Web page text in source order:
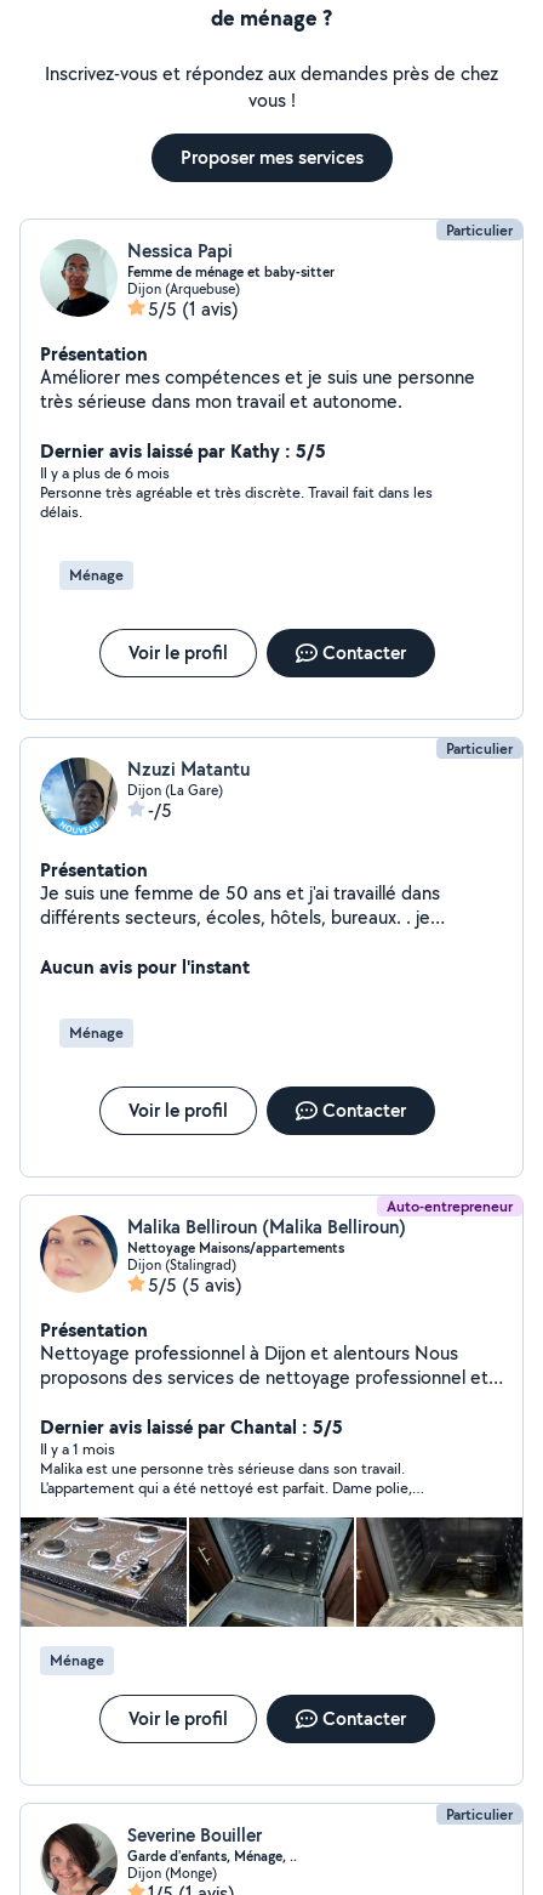
de ménage ?
Inscrivez-vous et répondez aux demandes près de chez
vous !
Proposer mes services
Particulier
Nessica Papi
Femme de ménage et baby-sitter
Dijon (Arquebuse)
5/5 (1 avis)
Présentation
Améliorer mes compétences et je suis une personne
très sérieuse dans mon travail et autonome.
Dernier avis laissé par Kathy : 5/5
Il y a plus de 6 mois
Personne très agréable et très discrète. Travail fait dans les
délais.
Ménage
Voir le profil Contacter
Particulier
Nzuzi Matantu
Dijon (La Gare)
-/5
Présentation
Je suis une femme de 50 ans et j'ai travaillé dans
différents secteurs, écoles, hôtels, bureaux. . je
d'enfants .
Aucun avis pour l'instant
Ménage
Voir le profil Contacter
Auto-entrepreneur
Malika Belliroun (Malika Belliroun)
Nettoyage Maisons/appartements
Dijon (Stalingrad)
5/5 (5 avis)
Présentation
Nettoyage professionnel à Dijon et alentours Nous
proposons des services de nettoyage professionnel et
intervenons pour le nettoyage de maisons et
d'appartements, ainsi que pour les fins de bail et
nettoyages après déménagement. Disponibles
rapidement, nous assurons un travail sérieux, efficace et
soigné, adapté à vos besoins. Nos prestations sont
réalisées dans le respect des normes d'hygiène, avec
une facturation claire et une assurance responsabilité
civile professionnelle pour votre tranquillité. Zone
d'intervention :Dijon et alentours Prestations:
Nettoyage professionnel Ménage à domicile Maisons et
appartements Fin de bail/après déménagement
Contactez-nous pour un devis rapide est personnalisé.
Dernier avis laissé par Chantal : 5/5
Il y a 1 mois
Malika est une personne très sérieuse dans son travail.
L'appartement qui a été nettoyé est parfait. Dame polie,
Ménage
Voir le profil Contacter
Particulier
Severine Bouiller
Garde d'enfants, Ménage, ..
Dijon (Monge)